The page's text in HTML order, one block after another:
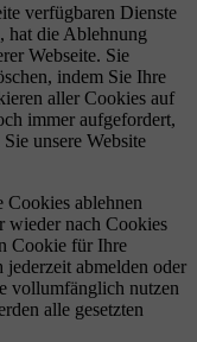
verfügbaren Dienste
hat die Ablehnung
Webseite. Sie
indem Sie Ihre
aller Cookies auf
immer aufgefordert,
unsere Website
Cookies ablehnen
wieder nach Cookies
Cookie für Ihre
abmelden oder
vollumfänglich nutzen
alle gesetzten